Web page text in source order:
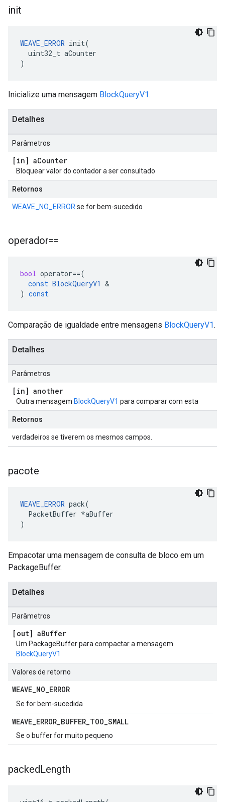
init
WEAVE_ERROR init(
  uint32_t aCounter
)
Inicialize uma mensagem BlockQueryV1.
Detalhes
Parâmetros
[in] aCounter
Bloquear valor do contador a ser consultado
Retornos
WEAVE_NO_ERROR se for bem-sucedido
operador==
bool operator==(
const BlockQueryV1 &
) const
Comparação de igualdade entre mensagens BlockQueryV1.
Detalhes
Parâmetros
[in] another
Outra mensagem BlockQueryV1 para comparar com esta
Retornos
verdadeiros se tiverem os mesmos campos.
pacote
WEAVE_ERROR pack(
  PacketBuffer *aBuffer
)
Empacotar uma mensagem de consulta de bloco em um
PackageBuffer.
Detalhes
Parâmetros
[out] aBuffer
Um PackageBuffer para compactar a mensagem
BlockQueryV1
Valores de retorno
WEAVE_NO_ERROR
Se for bem-sucedida
WEAVE_ERROR_BUFFER_TOO_SMALL
Se o buffer for muito pequeno
packedLength